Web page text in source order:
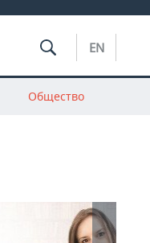
EN
Общество